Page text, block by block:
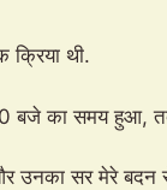
क्रिया थी.
बजे का समय हुआ,
उनका सर मेरे बदन